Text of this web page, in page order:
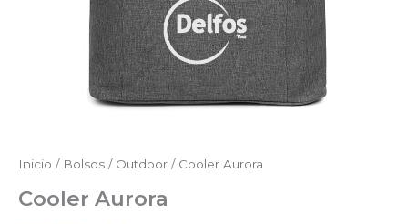
Inicio / Bolsos / Outdoor / Cooler Aurora
Cooler Aurora